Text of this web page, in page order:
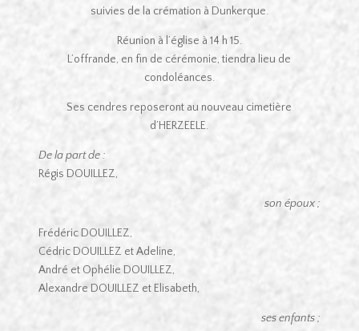
suivies de la crémation à Dunkerque.
Réunion à l’église à 14 h 15.
L’offrande, en fin de cérémonie, tiendra lieu de
condoléances.
Ses cendres reposeront au nouveau cimetière
d’HERZEELE.
De la part de :
Régis DOUILLEZ,
son époux ;
Frédéric DOUILLEZ,
Cédric DOUILLEZ et Adeline,
André et Ophélie DOUILLEZ,
Alexandre DOUILLEZ et Elisabeth,
ses enfants ;